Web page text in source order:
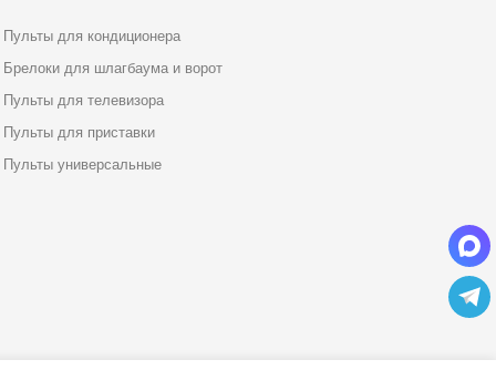
Пульты для кондиционера
Брелоки для шлагбаума и ворот
Пульты для телевизора
Пульты для приставки
Пульты универсальные